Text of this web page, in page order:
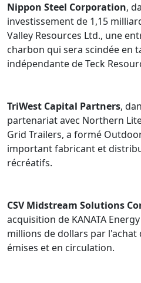
Nippon Steel Corporation,
investissement de 1,15
Valley Resources Ltd., une
charbon qui sera scindée en
indépendante de Teck
TriWest Capital Partners,
partenariat avec Northern
Grid Trailers, a formé
important fabricant et
récréatifs.
CSV Midstream Solutions
acquisition de KANATA
millions de dollars par l'achat
émises et en circulation.